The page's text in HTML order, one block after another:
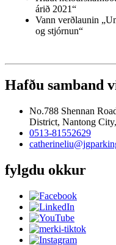
árið 2021“
Vann verðlaunin
og stjórnun“
Hafðu samband
No.788 Shennan
District, Nantong
0513-81552629
fylgdu okkur